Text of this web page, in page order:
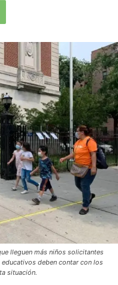
lleguen más niños solicitantes
deben contar con los
situación.